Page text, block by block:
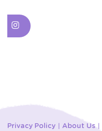
Privacy Policy About Us